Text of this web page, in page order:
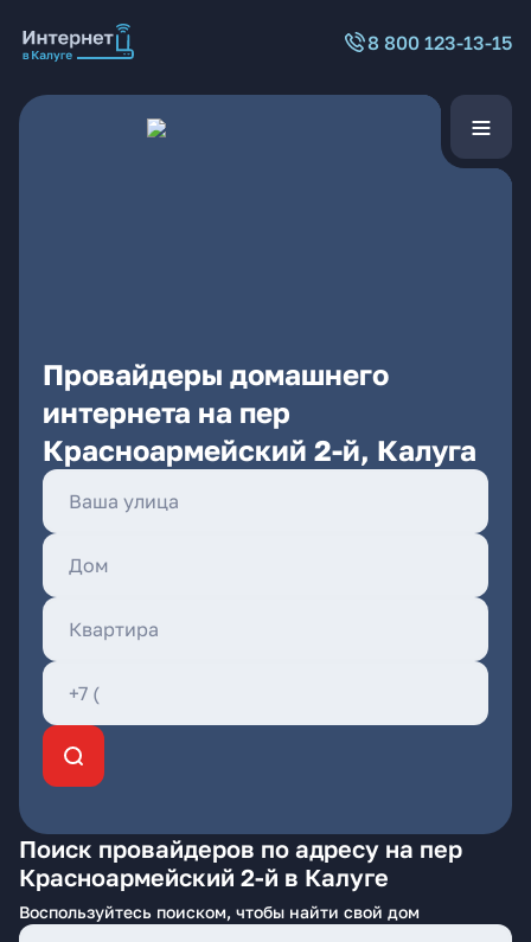
8 800 123-13-15
Провайдеры домашнего
интернета на пер
Красноармейский 2-й, Калуга
Поиск провайдеров по адресу на пер
Красноармейский 2-й в Калуге
Воспользуйтесь поиском, чтобы найти свой дом